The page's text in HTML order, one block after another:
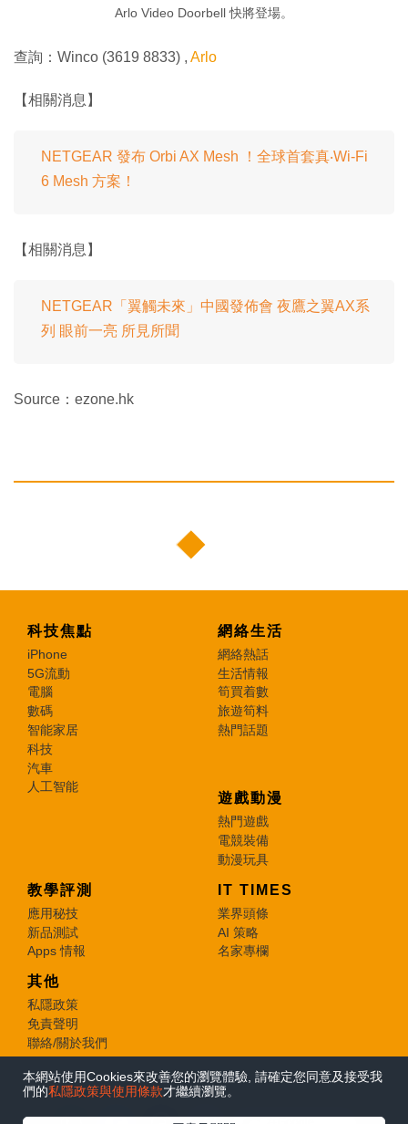
本網站使用Cookies來改善您的瀏覽體驗, 請確定您同意及接受我
們的私隱政策與使用條款才繼續瀏覽。
Arlo Video Doorbell 快將登場。
查詢：Winco (3619 8833) , Arlo
【相關消息】
NETGEAR 發布 Orbi AX Mesh ！全球首套真‧Wi-Fi
6 Mesh 方案！
【相關消息】
NETGEAR「翼觸未來」中國發佈會 夜鷹之翼AX系
列 眼前一亮 所見所聞
Source：ezone.hk
科技焦點
iPhone
5G流動
電腦
數碼
智能家居
科技
汽車
人工智能
網絡生活
網絡熱話
生活情報
筍買着數
旅遊筍料
熱門話題
遊戲動漫
熱門遊戲
電競裝備
動漫玩具
教學評測
應用秘技
新品測試
Apps 情報
IT TIMES
業界頭條
AI 策略
名家專欄
其他
私隱政策
免責聲明
聯絡/關於我們
© 2026 e-zone. All Rights Reserved.